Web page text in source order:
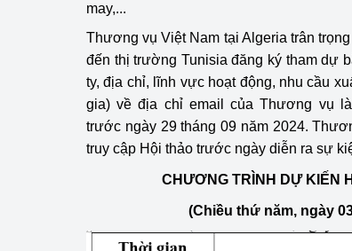
Tái cơ cấu
Quản lý thị
Sử dụng
hiệu quả
Khoa học,
tạo
may,...
Thương vụ Việt Nam tại Algeria trân
đến thị trường Tunisia đăng ký tham dự
ty, địa chỉ, lĩnh vực hoạt động, nhu cầu
gia) về địa chỉ email của Thương vụ
trước ngày 29 tháng 09 năm 2024.
truy cập Hội thảo trước ngày diễn ra sự
CHƯƠNG TRÌNH DỰ KIẾN
(Chiều thứ năm, ngày